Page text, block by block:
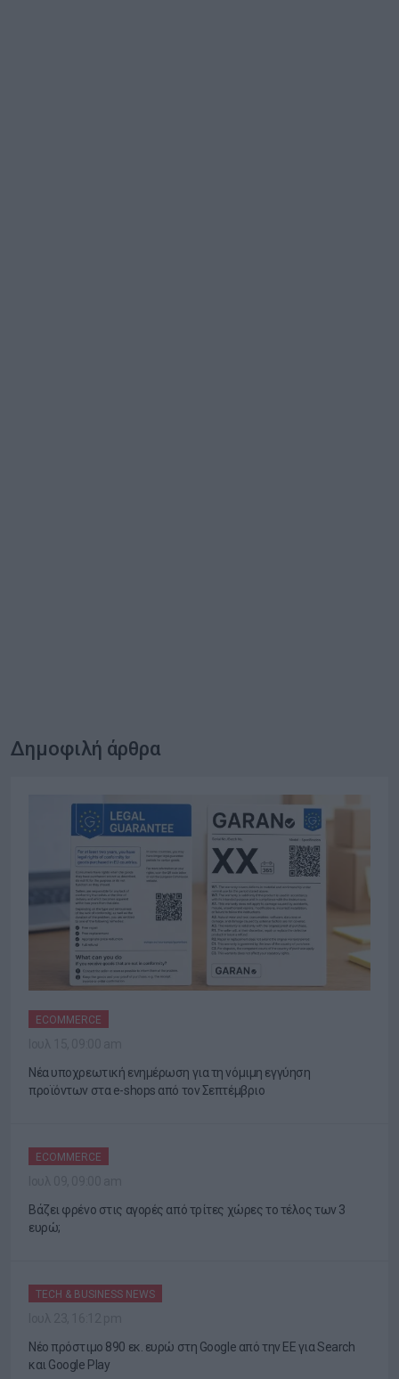
Δημοφιλή άρθρα
ECOMMERCE
Νέα υποχρεωτική ενημέρωση για τη νόμιμη εγγύηση
προϊόντων στα e-shops από τον Σεπτέμβριο
ECOMMERCE
Βάζει φρένο στις αγορές από τρίτες χώρες το τέλος των 3
ευρώ;
TECH & BUSINESS NEWS
Νέο πρόστιμο 890 εκ. ευρώ στη Google από την ΕΕ για Search
και Google Play